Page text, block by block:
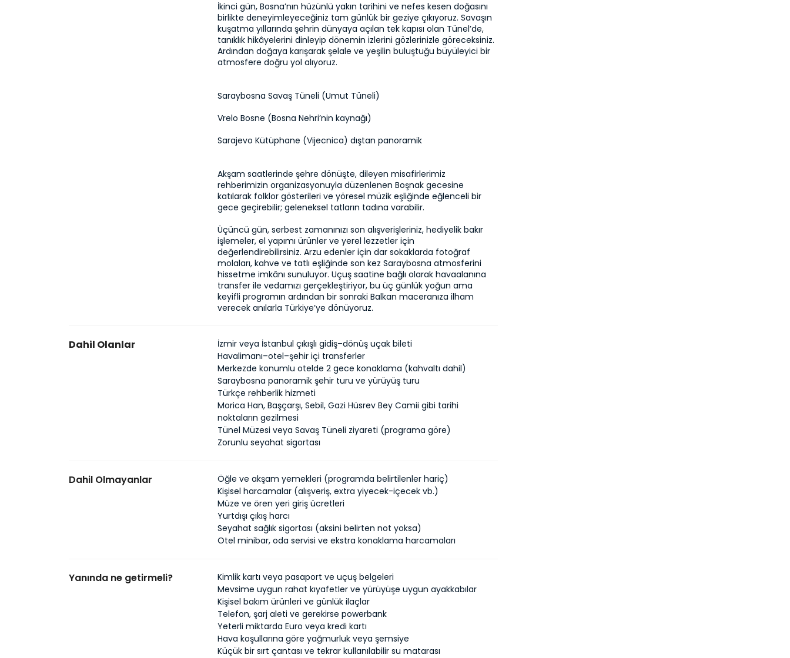
İkinci gün, Bosna’nın hüzünlü yakın tarihini ve nefes kesen doğasını
birlikte deneyimleyeceğiniz tam günlük bir geziye çıkıyoruz. Savaşın
kuşatma yıllarında şehrin dünyaya açılan tek kapısı olan Tünel’de,
tanıklık hikâyelerini dinleyip dönemin izlerini gözlerinizle göreceksiniz.
Ardından doğaya karışarak şelale ve yeşilin buluştuğu büyüleyici bir
atmosfere doğru yol alıyoruz.
Saraybosna Savaş Tüneli (Umut Tüneli)
Vrelo Bosne (Bosna Nehri’nin kaynağı)
Sarajevo Kütüphane (Vijecnica) dıştan panoramik
Akşam saatlerinde şehre dönüşte, dileyen misafirlerimiz
rehberimizin organizasyonuyla düzenlenen Boşnak gecesine
katılarak folklor gösterileri ve yöresel müzik eşliğinde eğlenceli bir
gece geçirebilir; geleneksel tatların tadına varabilir.
Üçüncü gün, serbest zamanınızı son alışverişleriniz, hediyelik bakır
işlemeler, el yapımı ürünler ve yerel lezzetler için
değerlendirebilirsiniz. Arzu edenler için dar sokaklarda fotoğraf
molaları, kahve ve tatlı eşliğinde son kez Saraybosna atmosferini
hissetme imkânı sunuluyor. Uçuş saatine bağlı olarak havaalanına
transfer ile vedamızı gerçekleştiriyor, bu üç günlük yoğun ama
keyifli programın ardından bir sonraki Balkan maceranıza ilham
verecek anılarla Türkiye’ye dönüyoruz.
Dahil Olanlar
İzmir veya İstanbul çıkışlı gidiş–dönüş uçak bileti
Havalimanı–otel–şehir içi transferler
Merkezde konumlu otelde 2 gece konaklama (kahvaltı dahil)
Saraybosna panoramik şehir turu ve yürüyüş turu
Türkçe rehberlik hizmeti
Morica Han, Başçarşı, Sebil, Gazi Hüsrev Bey Camii gibi tarihi
noktaların gezilmesi
Tünel Müzesi veya Savaş Tüneli ziyareti (programa göre)
Zorunlu seyahat sigortası
Dahil Olmayanlar
Öğle ve akşam yemekleri (programda belirtilenler hariç)
Kişisel harcamalar (alışveriş, extra yiyecek-içecek vb.)
Müze ve ören yeri giriş ücretleri
Yurtdışı çıkış harcı
Seyahat sağlık sigortası (aksini belirten not yoksa)
Otel minibar, oda servisi ve ekstra konaklama harcamaları
Yanında ne getirmeli?
Kimlik kartı veya pasaport ve uçuş belgeleri
Mevsime uygun rahat kıyafetler ve yürüyüşe uygun ayakkabılar
Kişisel bakım ürünleri ve günlük ilaçlar
Telefon, şarj aleti ve gerekirse powerbank
Yeterli miktarda Euro veya kredi kartı
Hava koşullarına göre yağmurluk veya şemsiye
Küçük bir sırt çantası ve tekrar kullanılabilir su matarası